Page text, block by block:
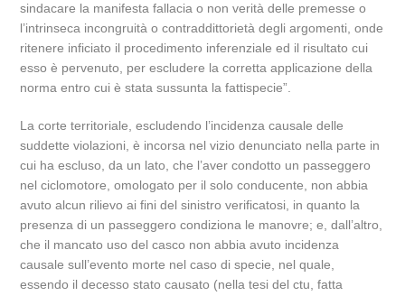
sindacare la manifesta fallacia o non verità delle premesse o
l’intrinseca incongruità o contraddittorietà degli argomenti, onde
ritenere inficiato il procedimento inferenziale ed il risultato cui
esso è pervenuto, per escludere la corretta applicazione della
norma entro cui è stata sussunta la fattispecie”.
La corte territoriale, escludendo l’incidenza causale delle
suddette violazioni, è incorsa nel vizio denunciato nella parte in
cui ha escluso, da un lato, che l’aver condotto un passeggero
nel ciclomotore, omologato per il solo conducente, non abbia
avuto alcun rilievo ai fini del sinistro verificatosi, in quanto la
presenza di un passeggero condiziona le manovre; e, dall’altro,
che il mancato uso del casco non abbia avuto incidenza
causale sull’evento morte nel caso di specie, nel quale,
essendo il decesso stato causato (nella tesi del ctu, fatta